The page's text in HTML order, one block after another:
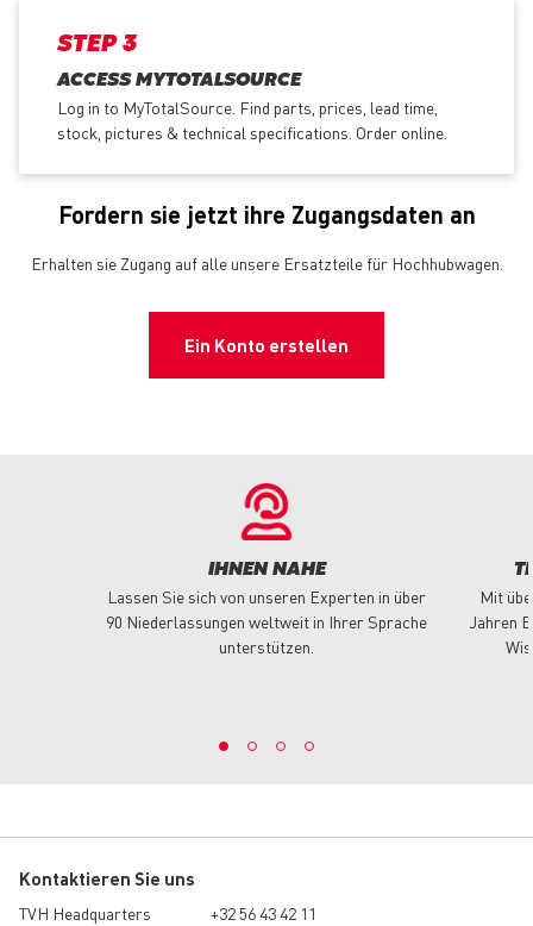
STEP 3
ACCESS MYTOTALSOURCE
Log in to MyTotalSource. Find parts, prices, lead time,
stock, pictures & technical specifications. Order online.
Fordern sie jetzt ihre Zugangsdaten an
Erhalten sie Zugang auf alle unsere Ersatzteile für Hochhubwagen.
Ein Konto erstellen
IHNEN NAHE
Lassen Sie sich von unseren Experten in über
90 Niederlassungen weltweit in Ihrer Sprache
unterstützen.
Mit
Jahren
Kontaktieren Sie uns
TVH Headquarters
+32 56 43 42 11